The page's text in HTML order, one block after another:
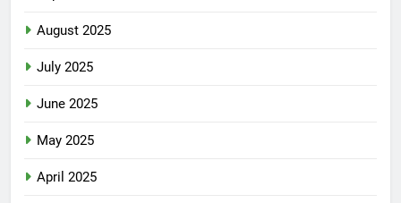
August 2025
July 2025
June 2025
May 2025
April 2025